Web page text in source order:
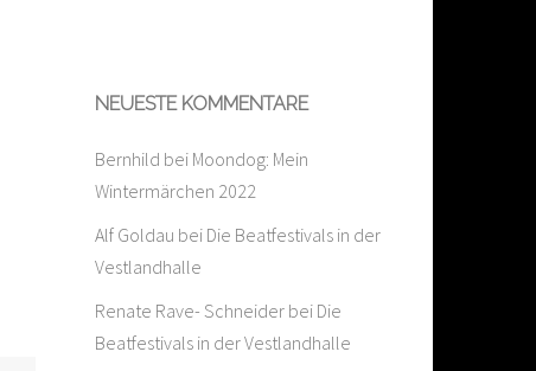
NEUESTE KOMMENTARE
Bernhild bei Moondog: Mein
Wintermärchen 2022
Alf Goldau bei Die Beatfestivals in der
Vestlandhalle
Renate Rave- Schneider bei Die
Beatfestivals in der Vestlandhalle